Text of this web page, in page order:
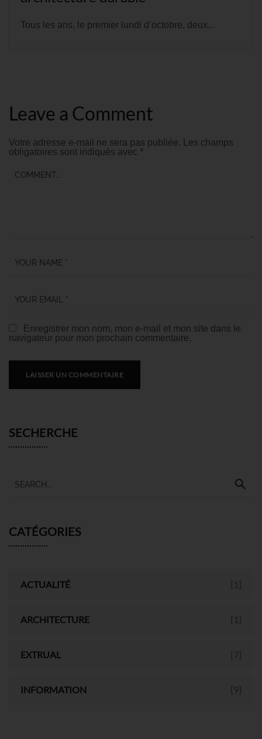
Tous les ans, le premier lundi d’octobre, deux...
Leave a Comment
Votre adresse e-mail ne sera pas publiée.
Les champs
obligatoires sont indiqués avec *
Enregistrer mon nom, mon e-mail et mon site dans le
navigateur pour mon prochain commentaire.
SECHERCHE
CATÉGORIES
ACTUALITÉ
ARCHITECTURE
EXTRUAL
INFORMATION